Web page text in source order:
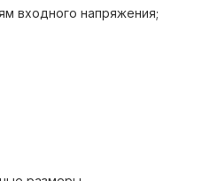
входного напряжения;